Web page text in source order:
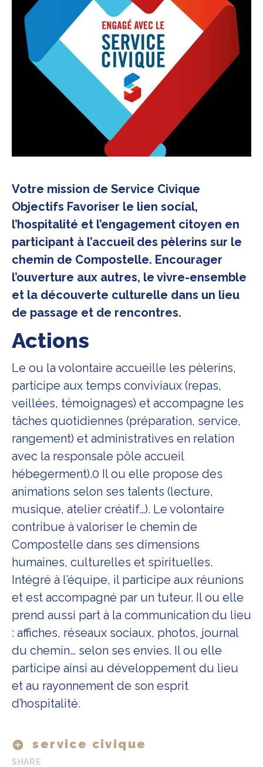
Votre mission de Service Civique
Objectifs Favoriser le lien social,
l’hospitalité et l’engagement citoyen en
participant à l’accueil des pèlerins sur le
chemin de Compostelle. Encourager
l’ouverture aux autres, le vivre-ensemble
et la découverte culturelle dans un lieu
de passage et de rencontres.
Actions
Le ou la volontaire accueille les pèlerins,
participe aux temps conviviaux (repas,
veillées, témoignages) et accompagne les
tâches quotidiennes (préparation, service,
rangement) et administratives en relation
avec la responsale pôle accueil
hébegerment).0 Il ou elle propose des
animations selon ses talents (lecture,
musique, atelier créatif…). Le volontaire
contribue à valoriser le chemin de
Compostelle dans ses dimensions
humaines, culturelles et spirituelles.
Intégré à l’équipe, il participe aux réunions
et est accompagné par un tuteur. Il ou elle
prend aussi part à la communication du lieu
: affiches, réseaux sociaux, photos, journal
du chemin… selon ses envies. Il ou elle
participe ainsi au développement du lieu
et au rayonnement de son esprit
d’hospitalité.
service civique
SHARE